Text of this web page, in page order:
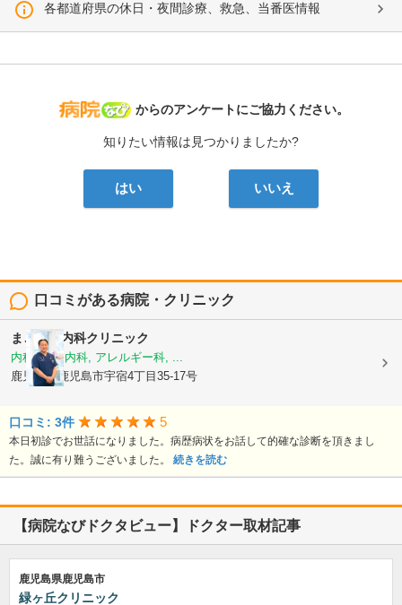
各都道府県の休日・夜間診療、救急、当番医情報
病院なび
からのアンケートにご協力ください。
知りたい情報は見つかりましたか?
はい いいえ
口コミがある病院・クリニック
まごころ内科クリニック
内科, 神経内科, アレルギー科, ...
鹿児島県鹿児島市宇宿4丁目35-17号
口コミ: 3件 5
本日初診でお世話になりました。病歴病状をお話して的確な診断を頂きまし
た。誠に有り難うございました。 続きを読む
【病院なびドクタビュー】ドクター取材記事
鹿児島県鹿児島市
緑ヶ丘クリニック